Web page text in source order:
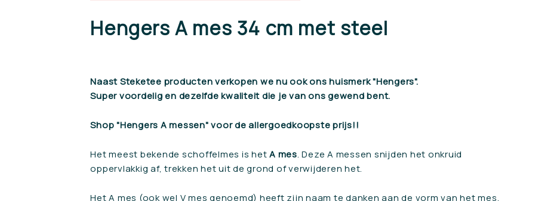
Hengers A mes 34 cm met steel
Naast Steketee producten verkopen we nu ook ons huismerk "Hengers".
Super voordelig en dezelfde kwaliteit die je van ons gewend bent.
Shop "Hengers A messen" voor de allergoedkoopste prijs!!
Het meest bekende schoffelmes is hetA mes. Deze A messen snijden het onkruid
oppervlakkig af, trekken het uit de grond of verwijderen het.
Het A mes (ook wel V mes genoemd) heeft zijn naam te danken aan de vorm van het mes,